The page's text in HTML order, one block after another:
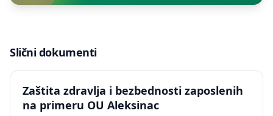
Slični dokumenti
Zaštita zdravlja i bezbednosti zaposlenih
na primeru OU Aleksinac